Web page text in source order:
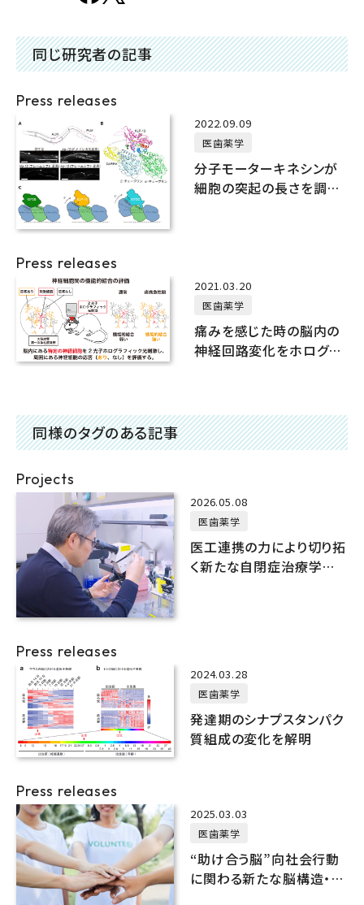
同じ研究者の記事
Press releases
2022.09.09
医歯薬学
分子モーターキネシンが
細胞の突起の長さを調節
Press releases
2021.03.20
医歯薬学
痛みを感じた時の脳内の
神経回路変化をホログラ
同様のタグのある記事
Projects
2026.05.08
医歯薬学
医工連携の力により切り拓
く新たな自閉症治療学の
Press releases
2024.03.28
医歯薬学
発達期のシナプスタンパク
質組成の変化を解明
Press releases
2025.03.03
医歯薬学
“助け合う脳”向社会行動
に関わる新たな脳構造・脳